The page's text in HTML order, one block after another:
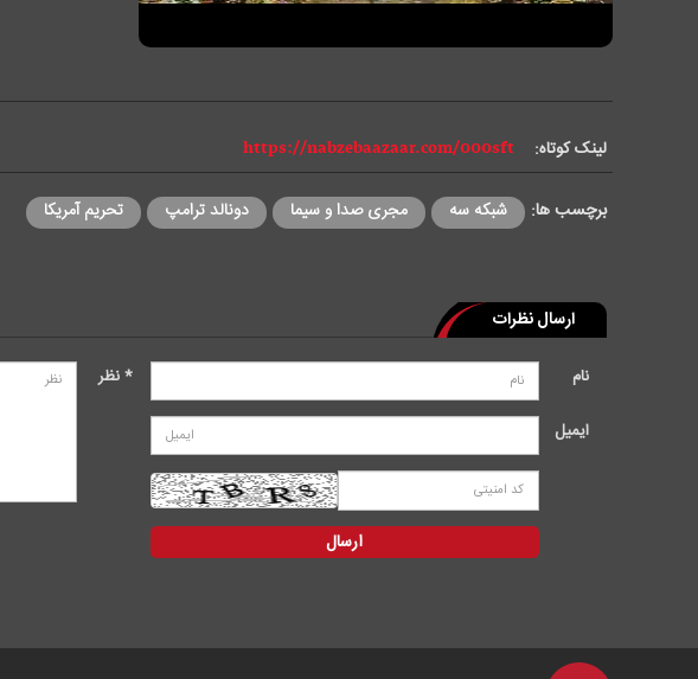
i
d
لینک کوتاه:
برچسب ها: شبکه سه مجری صدا و سیما دونالد ترامپ تحریم آمریکا
ارسال نظرات
نام
ایمیل
* نظر